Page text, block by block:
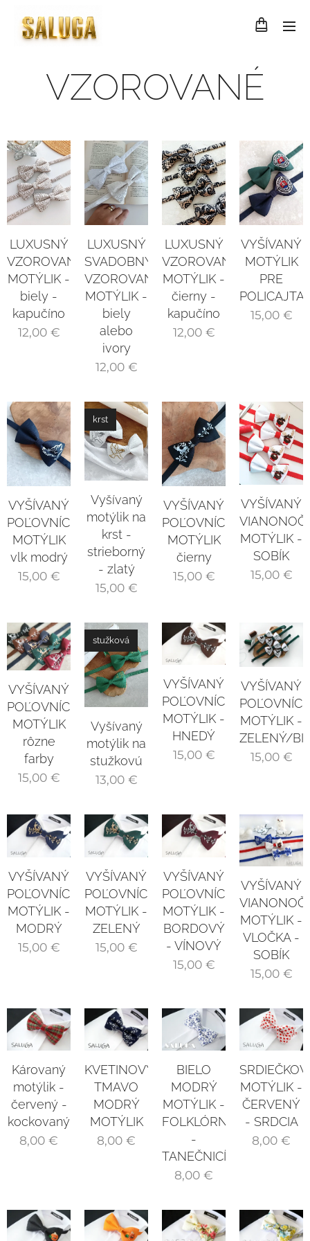
VZOROVANÉ
LUXUSNÝ
VZOROVANÝ
MOTÝLIK -
biely -
kapučíno
12,00€
LUXUSNÝ
SVADOBNÝ
VZOROVANÝ
MOTÝLIK -
biely
alebo
ivory
12,00€
LUXUSNÝ
VZOROVANÝ
MOTÝLIK -
čierny -
kapučíno
12,00€
VYŠÍVANÝ
MOTÝLIK
PRE
POLICAJTA
15,00€
VYŠÍVANÝ
POĽOVNÍCKY
MOTÝLIK
vlk modrý
15,00€
Vyšívaný
motýlik na
krst -
strieborný
- zlatý
krst
15,00€
VYŠÍVANÝ
POĽOVNÍCKY
MOTÝLIK
čierny
15,00€
VYŠÍVANÝ
MOTÝLIK -
SOBÍK
15,00€
VYŠÍVANÝ
POĽOVNÍCKY
MOTÝLIK
rôzne
farby
15,00€
Vyšívaný
motýlik na
stužkovú
stužková
13,00€
VYŠÍVANÝ
POĽOVNÍCKY
MOTÝLIK -
HNEDÝ
15,00€
VYŠÍVANÝ
MOTÝLIK -
ZELENÝ/
15,00€
VYŠÍVANÝ
POĽOVNÍCKY
MOTÝLIK -
MODRÝ
15,00€
VYŠÍVANÝ
POĽOVNÍCKY
MOTÝLIK -
ZELENÝ
15,00€
VYŠÍVANÝ
POĽOVNÍCKY
MOTÝLIK -
BORDOVÝ
- VÍNOVÝ
15,00€
VYŠÍVANÝ
MOTÝLIK -
VLOČKA -
SOBÍK
15,00€
Károvaný
motýlik -
červený -
kockovaný
8,00 €
KVETINOVÝ
TMAVO
MODRÝ
MOTÝLIK
8,00 €
BIELO
MODRÝ
MOTÝLIK -
FOLKLÓRNY
-
TANEČNICÍ
8,00 €
MOTÝLIK -
ČERVENÝ
- SRDCIA
8,00 €